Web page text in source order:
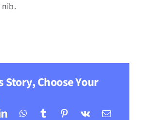
Story, Choose Your